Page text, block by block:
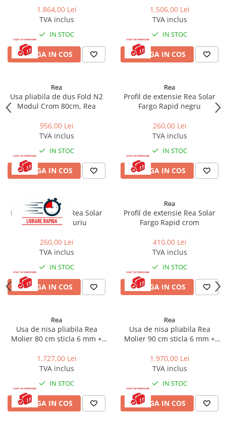
Chiuvete bucatarie
Chiuvete Compozit
Chiuvete Inox
Accesorii chiuvete
Seturi chiuvete si baterii
Pachet complet
Distribuitoare
Grup amestec
Automatizari
Pompe recirculare
Pompa ridicare presiune
Teava PE-RT PE-XA
Placa cu nuturi
Echipamente de incalzire
Radiatoare otel
Radiator aluminiu
Termoseminee pe peleti/lemn
Robineti calorifer
Fitinguri Robineti
Robineti apa
Fitinguri alama
1.864,00 Lei
TVA inclus
IN STOC
ADAUGA IN COS
1.506,00 Lei
TVA inclus
IN STOC
ADAUGA IN COS
Rea
Usa pliabila de dus Fold N2
Modul Crom 80cm, Rea
956,00 Lei
TVA inclus
IN STOC
ADAUGA IN COS
Rea
Profil de extensie Rea Solar
Fargo Rapid negru
260,00 Lei
TVA inclus
IN STOC
ADAUGA IN COS
Rea
Profil de extensie Rea Solar
Fargo Rapid auriu
260,00 Lei
TVA inclus
IN STOC
ADAUGA IN COS
Rea
Profil de extensie Rea Solar
Fargo Rapid crom
410,00 Lei
TVA inclus
IN STOC
ADAUGA IN COS
Rea
Usa de nisa pliabila Rea
Molier 80 cm sticla 6 mm +
1.727,00 Lei
TVA inclus
IN STOC
ADAUGA IN COS
Rea
Usa de nisa pliabila Rea
Molier 90 cm sticla 6 mm +
1.970,00 Lei
TVA inclus
IN STOC
ADAUGA IN COS